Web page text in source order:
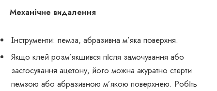
Механічне видалення
Інструменти: пемза, абразивна м’яка поверхня.
Якщо клей розм’якшився після замочування або
застосування ацетону, його можна акуратно стерти
пемзою або абразивною м’якою поверхнею. Робіть